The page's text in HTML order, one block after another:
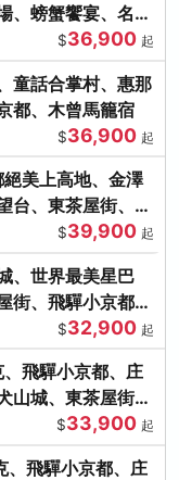
、螃蟹饗宴、名湯
$36,900 起
童話合掌村、惠那
都、木曾馬籠宿
$36,900 起
美上高地、金澤
台、東茶屋街、名
$39,900 起
、世界最美星巴
街、飛驒小京都、
$32,900 起
飛驒小京都、庄
山城、東茶屋街、
$33,900 起
、飛驒小京都、庄